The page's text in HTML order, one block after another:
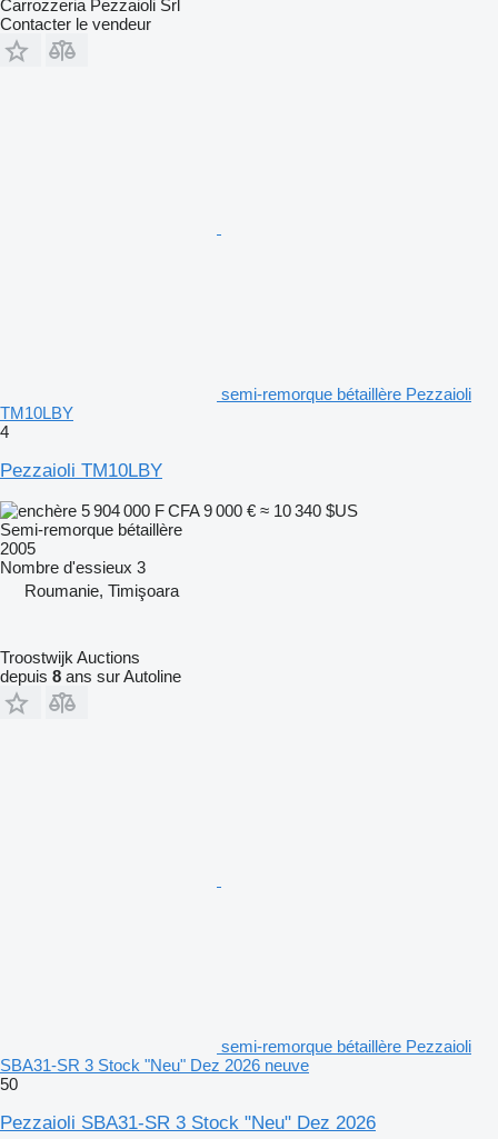
Carrozzeria Pezzaioli Srl
Contacter le vendeur
semi-remorque bétaillère Pezzaioli
TM10LBY
4
Pezzaioli TM10LBY
5 904 000 F CFA9 000 € ≈ 10 340 $US
Semi-remorque bétaillère
2005
Nombre d'essieux 3
Roumanie, Timişoara
Troostwijk Auctions
depuis 8 ans sur Autoline
semi-remorque bétaillère Pezzaioli
SBA31-SR 3 Stock "Neu" Dez 2026 neuve
50
Pezzaioli SBA31-SR 3 Stock "Neu" Dez 2026